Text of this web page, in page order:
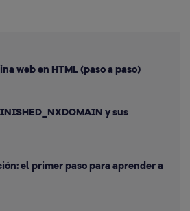
web en HTML (paso a paso)
y sus
el primer paso para aprender a